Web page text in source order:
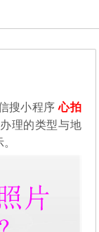
搜小程序心拍
理的类型与地